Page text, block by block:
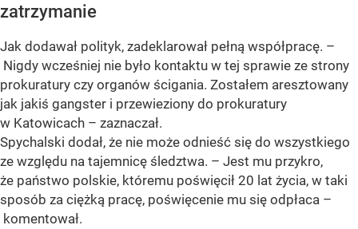
zatrzymanie
Jak dodawał polityk, zadeklarował pełną współpracę. –
Nigdy wcześniej nie było kontaktu w tej sprawie ze strony
prokuratury czy organów ścigania. Zostałem aresztowany
jak jakiś gangster i przewieziony do prokuratury
w Katowicach – zaznaczał.
Spychalski dodał, że nie może odnieść się do wszystkiego
ze względu na tajemnicę śledztwa. – Jest mu przykro,
że państwo polskie, któremu poświęcił 20 lat życia, w taki
sposób za ciężką pracę, poświęcenie mu się odpłaca –
komentował.